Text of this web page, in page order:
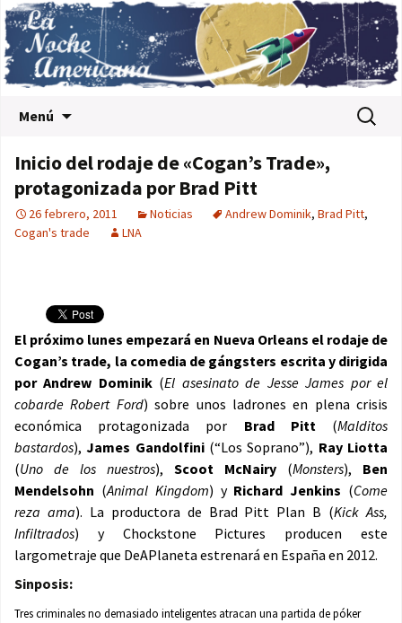
Menú Buscar:
Inicio del rodaje de «Cogan’s Trade»,
protagonizada por Brad Pitt
26 febrero, 2011 Noticias Andrew Dominik, Brad Pitt,
Cogan's trade
LNA
El próximo lunes empezará en Nueva Orleans el rodaje de
Cogan’s trade, la comedia de gángsters escrita y dirigida
porAndrew Dominik (El asesinato de Jesse James por el
cobarde Robert Ford) sobre unos ladrones en plena crisis
económica protagonizada por
Brad Pitt (Malditos
bastardos), James Gandolfini (“Los Soprano”), Ray Liotta
(Uno de los nuestros), Scoot McNairy (Monsters),
Ben
Mendelsohn (Animal Kingdom) y Richard Jenkins (Come
reza ama). La productora de Brad Pitt Plan B (Kick Ass,
Infiltrados) y Chockstone Pictures producen este
largometraje que DeAPlaneta estrenará en España en 2012.
Sinposis:
Tres criminales no demasiado inteligentes atracan una partida de póker